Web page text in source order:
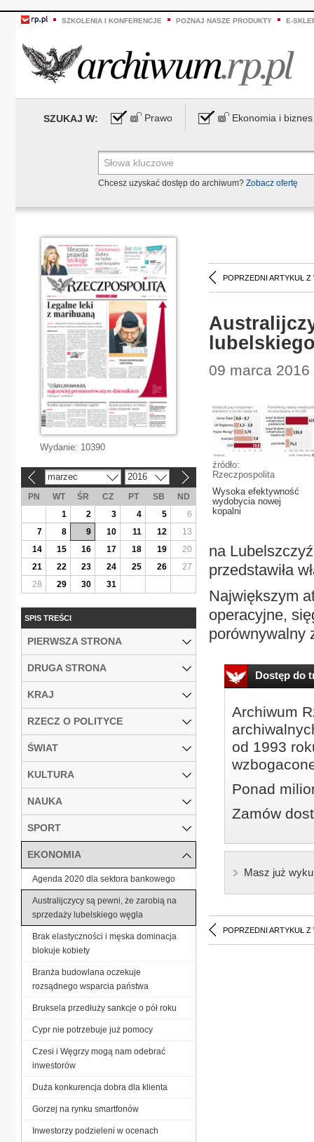
SZKOLENIA I KONFERENCJE POZNAJ NASZE PRODUKTY E-
SZUKAJ W: Prawo Ekonomia i biznes
Chcesz uzyskać dostęp do archiwum? Zobacz ofertę
POPRZEDNI ARTYKUŁ Z
09 marca
źródło:
Rzeczpospolita
Wysoka efektywność
wydobycia nowej
kopalni
na
przedstawiła
Największym
operacyjne,
porównywalny
Dostęp do
Archiwum
od 1993
Ponad
Zamów
Masz już
POPRZEDNI ARTYKUŁ Z
Wydanie: 10390
marzec 2016
PN WT ŚR CZ PT SB
ND
1
2 3 4 5
6
7
8 9 10 11 12
13
14
15 16 17 18 19
20
21
22 23 24 25 26
27
28
29 30 31
SPIS TREŚCI
PIERWSZA STRONA
DRUGA STRONA
KRAJ
RZECZ O POLITYCE
ŚWIAT
KULTURA
NAUKA
SPORT
EKONOMIA
Agenda 2020 dla sektora bankowego
Australijczycy są pewni, że zarobią na
sprzedaży lubelskiego węgla
Brak elastyczności i męska dominacja
blokuje kobiety
Branża budowlana oczekuje
rozsądnego wsparcia państwa
Bruksela przedłuży sankcje o pół roku
Cypr nie potrzebuje już pomocy
Czesi i Węgrzy mogą nam odebrać
inwestorów
Duża konkurencja dobra dla klienta
Gorzej na rynku smartfonów
Inwestorzy podzieleni w ocenach